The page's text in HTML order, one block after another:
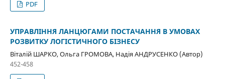
PDF
УПРАВЛІННЯ ЛАНЦЮГАМИ ПОСТАЧАННЯ В УМОВАХ
РОЗВИТКУ ЛОГІСТИЧНОГО БІЗНЕСУ
Віталій ШАРКО, Ольга ГРОМОВА, Надія АНДРУСЕНКО (Автор)
452-458